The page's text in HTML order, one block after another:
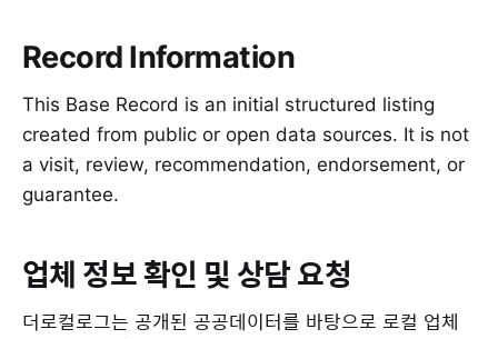
Record Information
This Base Record is an initial structured listing
created from public or open data sources. It is not
a visit, review, recommendation, endorsement, or
guarantee.
업체 정보 확인 및 상담 요청
더로컬로그는 공개된 공공데이터를 바탕으로 로컬 업체